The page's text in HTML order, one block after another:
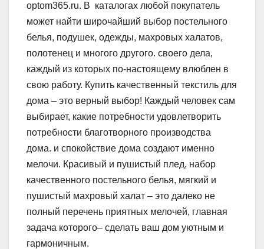
optom365.ru. В каталогах любой покупатель
может найти широчайший выбор постельного
белья, подушек, одежды, махровых халатов,
полотенец и многого другого. своего дела,
каждый из которых по-настоящему влюблен в
свою работу. Купить качественный текстиль для
дома – это верный выбор! Каждый человек сам
выбирает, какие потребности удовлетворить
потребности благотворного производства
дома. и спокойствие дома создают именно
мелочи. Красивый и пушистый плед, набор
качественного постельного белья, мягкий и
пушистый махровый халат – это далеко не
полный перечень приятных мелочей, главная
задача которого– сделать ваш дом уютным и
гармоничным.